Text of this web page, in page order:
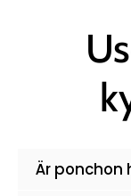
Är